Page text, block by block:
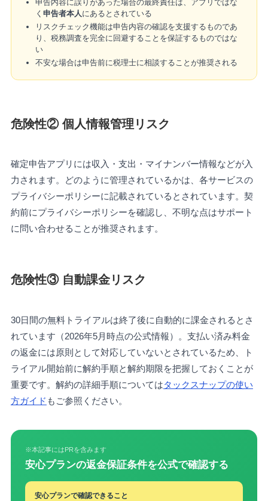
申告内容に誤りがあった場合の最終責任は、アプリではな
く 申告者本人 にあるとされている
リスクチェック機能は申告内容の確認を支援するものであ
り、税務調査を完全に回避することを保証するものではな
い
不安な場合は申告前に税理士に相談することが推奨される
危険性② 個人情報管理リスク
確定申告アプリには収入・支出・マイナンバー情報などが入
力されます。どのように管理されているかは、各サービスの
プライバシーポリシーに記載されているとされています。契
約前にプライバシーポリシーを確認し、不明な点はサポート
に問い合わせることが推奨されます。
危険性③ 自動課金リスク
30日間の無料トライアルは終了後に自動的に課金されるとさ
れています（2026年5月時点の公式情報）。支払い済み料金
の返金には原則として対応していないとされているため、ト
ライアル開始前に解約手順と解約期限を把握しておくことが
重要です。解約の詳細手順についてはタックスナップの使い
方ガイド もご参照ください。
※本記事にはPRを含みます
安心プランの返金保証条件を公式で確認する
安心プランで確認できること